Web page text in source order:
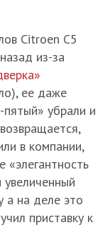
Citroen C5
из-за
ее даже
убрали и
в компании,
«элегантность
увеличенный
а на деле это
приставку к